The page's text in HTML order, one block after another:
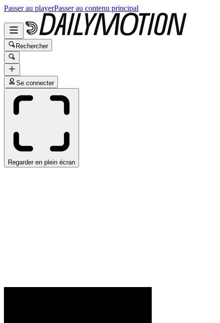
Passer au playerPasser au contenu principal
Rechercher
Se connecter
Regarder en plein écran